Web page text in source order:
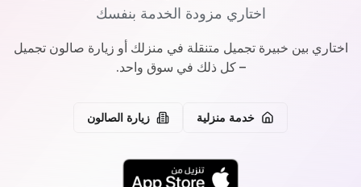
اختاري مزودة الخدمة بنفسك
اختاري بين خبيرة تجميل متنقلة في منزلك أو زيارة صالون تجميل
– كل ذلك في سوق واحد.
خدمة منزلية زيارة الصالون